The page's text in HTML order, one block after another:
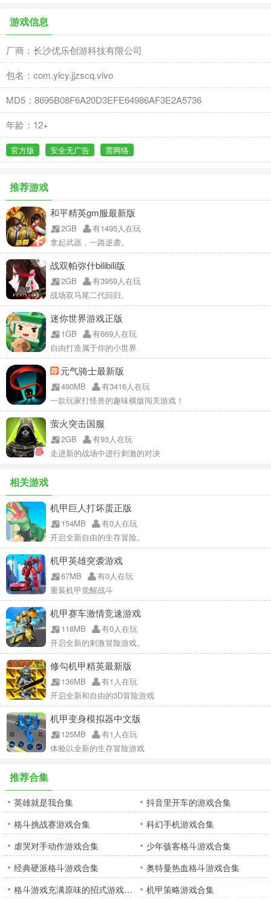
游戏信息
厂商：长沙优乐创游科技有限公司
包名：com.ylcy.jjzscq.vivo
MD5：8695B08F6A20D3EFE64986AF3E2A5736
年龄：12+
官方版 安全无广告 需网络
推荐游戏
和平精英gm服最新版
2GB
有1495人在玩
拿起武器，一路逆袭。
战双帕弥什bilibili版
2GB
有3959人在玩
战场双马尾二代回归。
迷你世界游戏正版
1GB
有669人在玩
自由打造属于你的小世界
元气骑士最新版
490MB
有3416人在玩
一款玩家打怪兽的趣味横版闯关游戏！
萤火突击国服
2GB
有93人在玩
走进新的战场中进行刺激的对决
相关游戏
机甲巨人打坏蛋正版
154MB
有0人在玩
开启全新自由的生存冒险。
机甲英雄突袭游戏
67MB
有0人在玩
重装机甲觉醒战斗
机甲赛车激情竞速游戏
118MB
有0人在玩
开启全新的刺激冒险游戏。
修勾机甲精英最新版
136MB
有1人在玩
开启全新和自由的3D冒险游戏
机甲变身模拟器中文版
125MB
有1人在玩
体验以全新的生存冒险游戏
推荐合集
英雄就是我合集
抖音里开车的游戏合集
格斗挑战赛游戏合集
科幻手机游戏合集
虐哭对手动作游戏合集
少年骇客格斗游戏合集
经典硬派格斗游戏合集
奥特曼热血格斗游戏合集
格斗游戏充满原味的招式游戏合集
机甲策略游戏合集